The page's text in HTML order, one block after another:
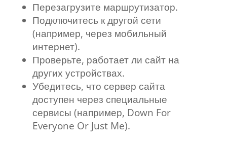
Перезагрузите маршрутизатор.
Подключитесь к другой сети
(например, через мобильный
интернет).
Проверьте, работает ли сайт на
других устройствах.
Убедитесь, что сервер сайта
доступен через специальные
сервисы (например, Down For
Everyone Or Just Me).